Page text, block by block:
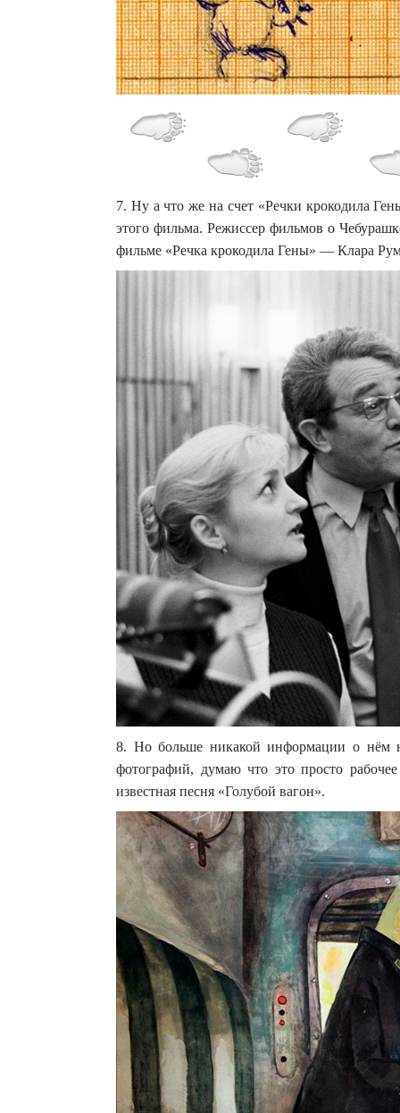
7. Ну а что же на счет «Речки крокодила
этого фильма. Режиссер фильмов о
фильме «Речка крокодила Гены» — Клара
8. Но больше никакой информации о нём
фотографий, думаю что это просто
известная песня «Голубой вагон».